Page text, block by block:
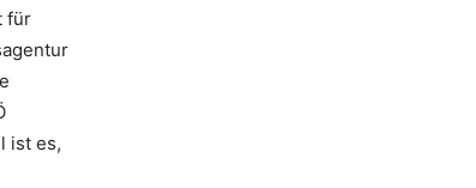
für
ist es,